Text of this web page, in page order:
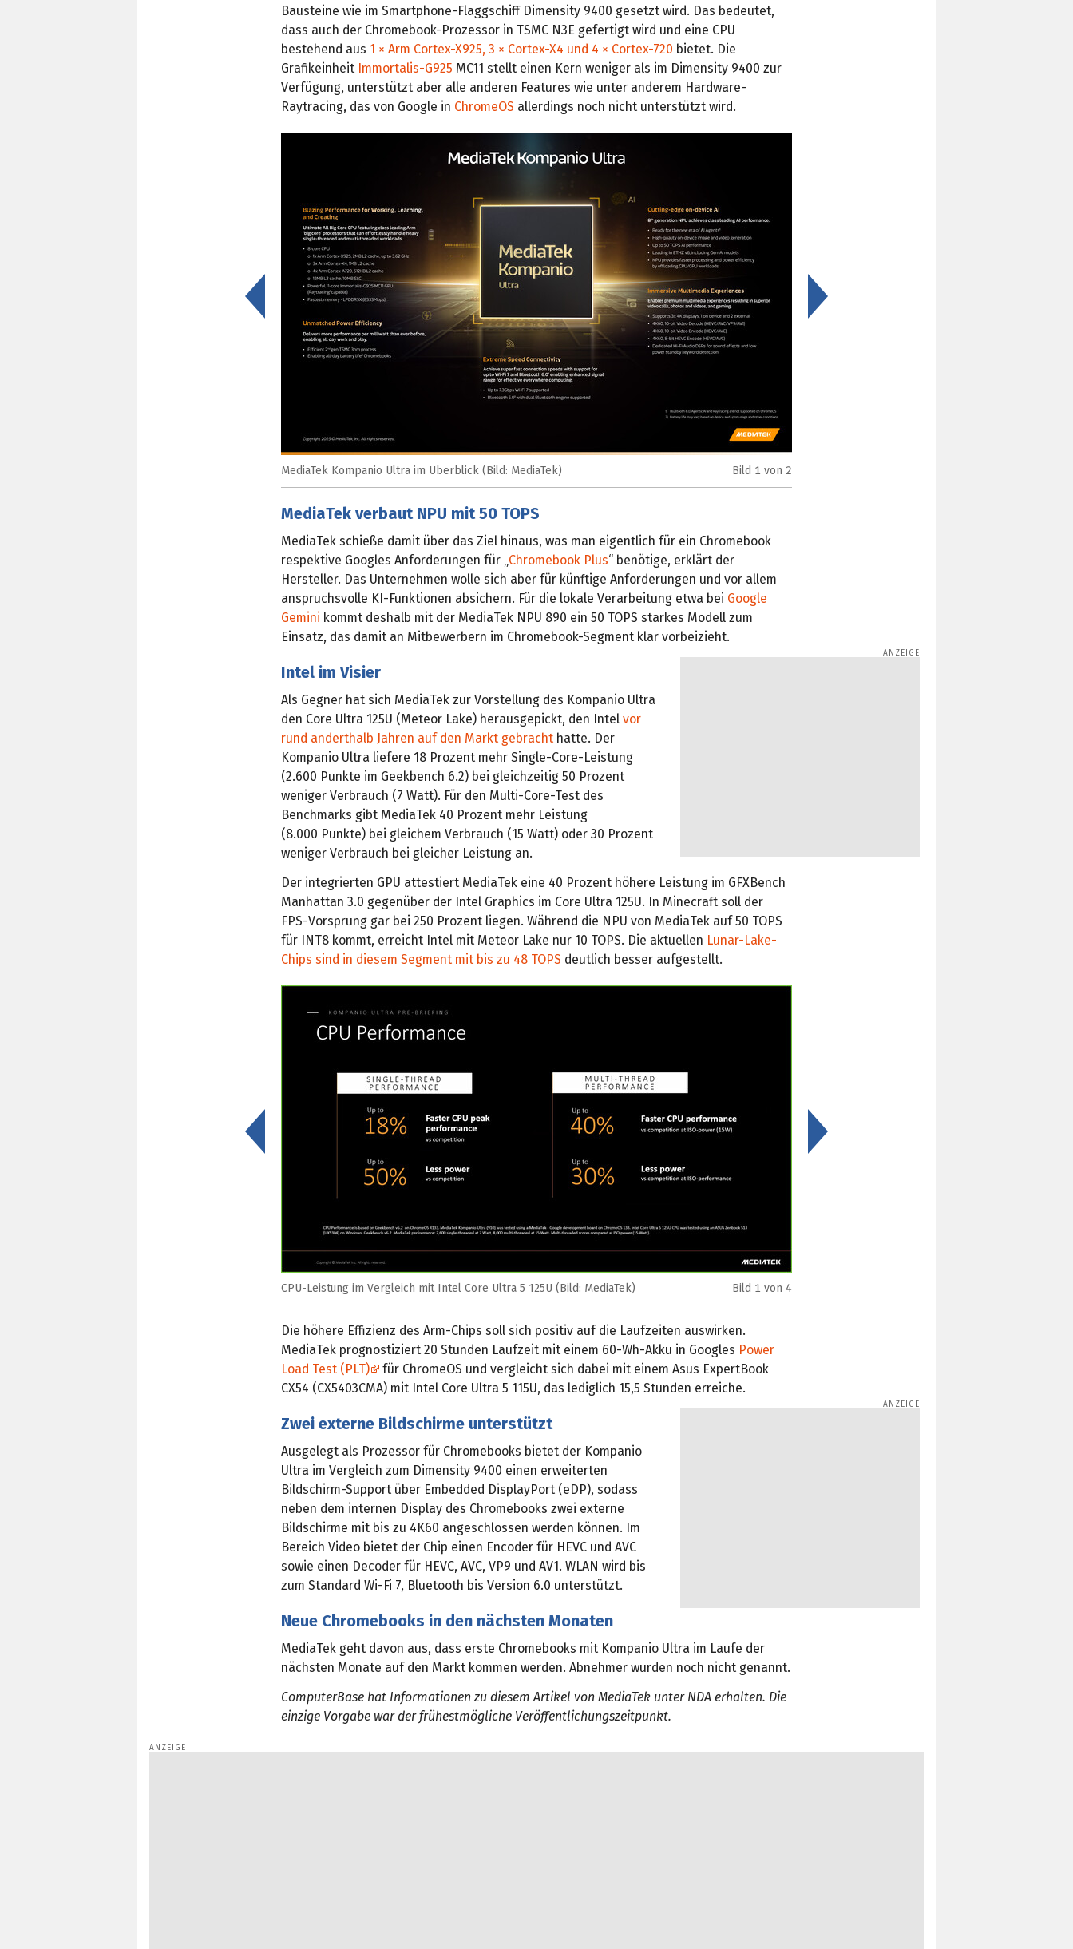
Bausteine wie im Smartphone-Flaggschiff Dimensity 9400 gesetzt wird. Das bedeutet,
dass auch der Chromebook-Prozessor in TSMC N3E gefertigt wird und eine CPU
bestehend aus 1 × Arm Cortex-X925, 3 × Cortex-X4 und 4 × Cortex-720 bietet. Die
Grafikeinheit Immortalis-G925 MC11 stellt einen Kern weniger als im Dimensity 9400 zur
Verfügung, unterstützt aber alle anderen Features wie unter anderem Hardware-
Raytracing, das von Google in ChromeOS allerdings noch nicht unterstützt wird.
MediaTek Kompanio Ultra im Überblick (Bild: MediaTek) Bild 1 von 2
<
MediaTek verbaut NPU mit 50 TOPS
MediaTek schieße damit über das Ziel hinaus, was man eigentlich für ein Chromebook
respektive Googles Anforderungen für „Chromebook Plus“ benötige, erklärt der
Hersteller. Das Unternehmen wolle sich aber für künftige Anforderungen und vor allem
anspruchsvolle KI-Funktionen absichern. Für die lokale Verarbeitung etwa bei Google
Gemini kommt deshalb mit der MediaTek NPU 890 ein 50 TOPS starkes Modell zum
Einsatz, das damit an Mitbewerbern im Chromebook-Segment klar vorbeizieht.
Intel im Visier
Als Gegner hat sich MediaTek zur Vorstellung des Kompanio Ultra
den Core Ultra 125U (Meteor Lake) herausgepickt, den Intel vor
rund anderthalb Jahren auf den Markt gebracht hatte. Der
Kompanio Ultra liefere 18 Prozent mehr Single-Core-Leistung
(2.600 Punkte im Geekbench 6.2) bei gleichzeitig 50 Prozent
weniger Verbrauch (7 Watt). Für den Multi-Core-Test des
Benchmarks gibt MediaTek 40 Prozent mehr Leistung
(8.000 Punkte) bei gleichem Verbrauch (15 Watt) oder 30 Prozent
weniger Verbrauch bei gleicher Leistung an.
Der integrierten GPU attestiert MediaTek eine 40 Prozent höhere Leistung im GFXBench
Manhattan 3.0 gegenüber der Intel Graphics im Core Ultra 125U. In Minecraft soll der
FPS-Vorsprung gar bei 250 Prozent liegen. Während die NPU von MediaTek auf 50 TOPS
für INT8 kommt, erreicht Intel mit Meteor Lake nur 10 TOPS. Die aktuellen Lunar-Lake-
Chips sind in diesem Segment mit bis zu 48 TOPS deutlich besser aufgestellt.
CPU-Leistung im Vergleich mit Intel Core Ultra 5 125U (Bild: MediaTek) Bild 1 von 4
<
Die höhere Effizienz des Arm-Chips soll sich positiv auf die Laufzeiten auswirken.
MediaTek prognostiziert 20 Stunden Laufzeit mit einem 60-Wh-Akku in Googles Power
Load Test (PLT)
für ChromeOS und vergleicht sich dabei mit einem Asus ExpertBook
CX54 (CX5403CMA) mit Intel Core Ultra 5 115U, das lediglich 15,5 Stunden erreiche.
Zwei externe Bildschirme unterstützt
Ausgelegt als Prozessor für Chromebooks bietet der Kompanio
Ultra im Vergleich zum Dimensity 9400 einen erweiterten
Bildschirm-Support über Embedded DisplayPort (eDP), sodass
neben dem internen Display des Chromebooks zwei externe
Bildschirme mit bis zu 4K60 angeschlossen werden können. Im
Bereich Video bietet der Chip einen Encoder für HEVC und AVC
sowie einen Decoder für HEVC, AVC, VP9 und AV1. WLAN wird bis
zum Standard Wi-Fi 7, Bluetooth bis Version 6.0 unterstützt.
Neue Chromebooks in den nächsten Monaten
MediaTek geht davon aus, dass erste Chromebooks mit Kompanio Ultra im Laufe der
nächsten Monate auf den Markt kommen werden. Abnehmer wurden noch nicht genannt.
ComputerBase hat Informationen zu diesem Artikel von MediaTek unter NDA erhalten. Die
einzige Vorgabe war der frühestmögliche Veröffentlichungszeitpunkt.